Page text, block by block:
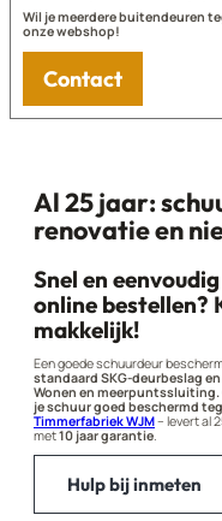
Wil je meerdere buitendeuren
onze webshop!
Contact
Al 25 jaar:
renovatie en
Snel en
online bestellen?
makkelijk!
Een goede schuurdeur
standaard SKG-deurbeslag
Wonen en meerpuntssluiting.
je schuur goed beschermd
Timmerfabriek WJM– levert al
met10 jaar garantie.
Hulp bij inmeten